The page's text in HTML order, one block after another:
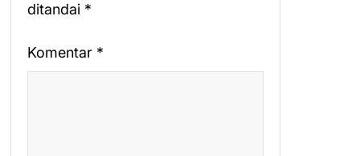
ditandai *
Komentar *